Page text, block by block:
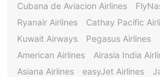
Cubana de Aviacion Airlines
Cathay Pacific
Ryanair Airlines
Pegasus Airlines
Kuwait Airways
Airasia India
American Airlines
easyJet Airlines
Asiana Airlines